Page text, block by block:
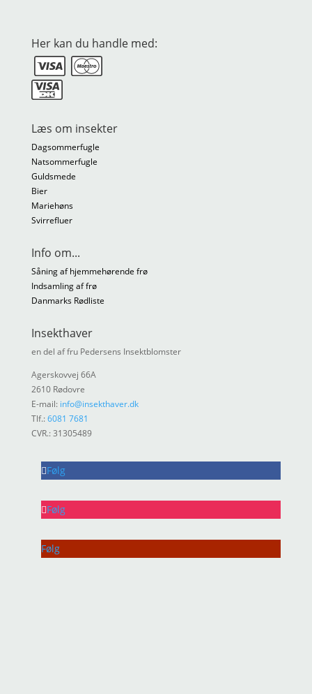
Her kan du handle med:
Læs om insekter
Dagsommerfugle
Natsommerfugle
Guldsmede
Bier
Mariehøns
Svirrefluer
Info om...
Såning af hjemmehørende frø
Indsamling af frø
Danmarks Rødliste
Insekthaver
en del af fru Pedersens Insektblomster
Agerskovvej 66A
2610 Rødovre
E-mail: info@insekthaver.dk
Tlf.:6081 7681
CVR.: 31305489
Følg
Følg
Følg